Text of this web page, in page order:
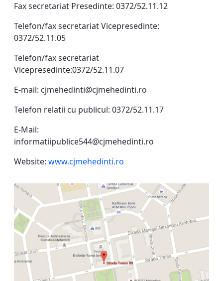
Fax secretariat Presedinte: 0372/52.11.12
Telefon/fax secretariat Vicepresedinte:
0372/52.11.05
Telefon/fax secretariat
Vicepresedinte:0372/52.11.07
E-mail: cjmehedinti@cjmehedinti.ro
Telefon relatii cu publicul: 0372/52.11.17
E-Mail:
informatiipublice544@cjmehedinti.ro
Website: www.cjmehedinti.ro